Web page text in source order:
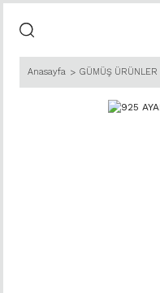
Anasayfa GÜMÜŞ ÜRÜNLER